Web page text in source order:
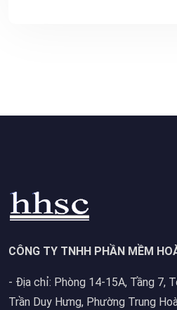
CÔNG TY TNHH PHẦN MỀM
- Địa chỉ: Phòng 14-15A, Tầng 7,
Trần Duy Hưng, Phường Trung